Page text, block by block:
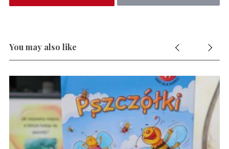
You may also like